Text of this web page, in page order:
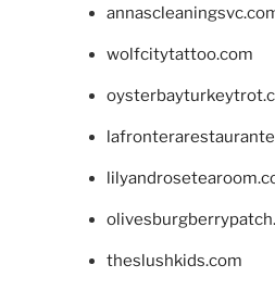
wolfcitytattoo.com
theslushkids.com